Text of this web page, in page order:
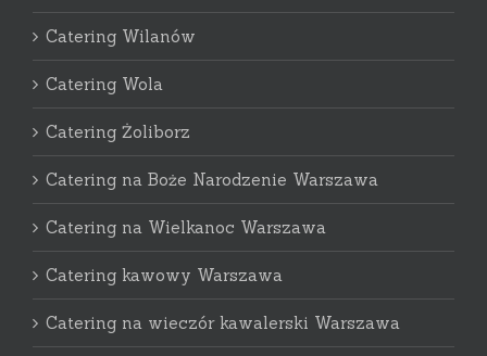
Catering Wilanów
Catering Wola
Catering Żoliborz
Catering na Boże Narodzenie Warszawa
Catering na Wielkanoc Warszawa
Catering kawowy Warszawa
Catering na wieczór kawalerski Warszawa